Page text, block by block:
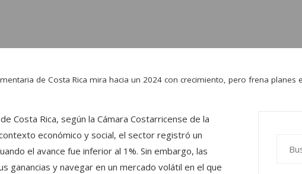
de Costa Rica mira hacia un 2024 con crecimiento, pero frena planes
Costa Rica, según la Cámara Costarricense de la
económico y social, el sector registró un
el avance fue inferior al 1%. Sin embargo, las
ganancias y navegar en un mercado volátil en el que